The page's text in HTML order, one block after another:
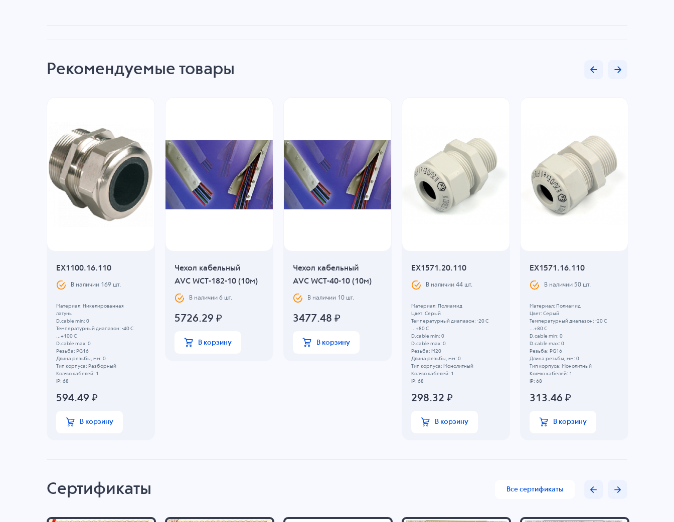
Рекомендуемые товары
EX1100.16.110
В наличии 169 шт.
Материал: Никелированная
латунь
D.cable min: 0
Температурный диапазон: -40 C
...+100 C
D.cable max: 0
Резьба: PG16
Длина резьбы, мм: 0
Тип корпуса: Разборный
Кол-во кабелей: 1
IP: 68
594.49 ₽
В корзину
Чехол кабельный
AVC WCT-182-10 (10м)
В наличии6 шт.
5726.29 ₽
В корзину
Чехол кабельный
AVC WCT-40-10 (10м)
В наличии 10 шт.
3477.48 ₽
В корзину
EX1571.20.110
В наличии44 шт.
Материал: Полиамид
Цвет: Серый
Температурный диапазон: -20 C
...+80 C
D.cable min: 0
D.cable max: 0
Резьба: M20
Длина резьбы, мм: 0
Тип корпуса: Монолитный
Кол-во кабелей: 1
IP: 68
298.32 ₽
В корзину
EX1571.16.110
В наличии 50 шт.
Материал: Полиамид
Цвет: Серый
Температурный диапазон: -20 C
...+80 C
D.cable min: 0
D.cable max: 0
Резьба: PG16
Длина резьбы, мм: 0
Тип корпуса: Монолитный
Кол-во кабелей: 1
IP: 68
313.46 ₽
В корзину
Сертификаты Все сертификаты